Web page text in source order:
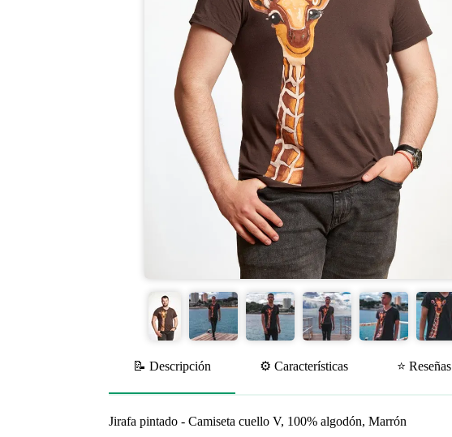
📝 Descripción ⚙️ Características ⭐ Reseñas
Jirafa pintado - Camiseta cuello V, 100% algodón, Marrón